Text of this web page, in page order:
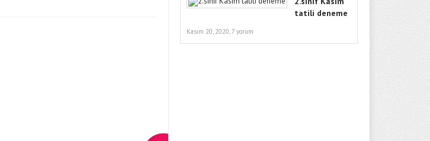
tatili deneme
Kasım 20, 2020,7 yorum